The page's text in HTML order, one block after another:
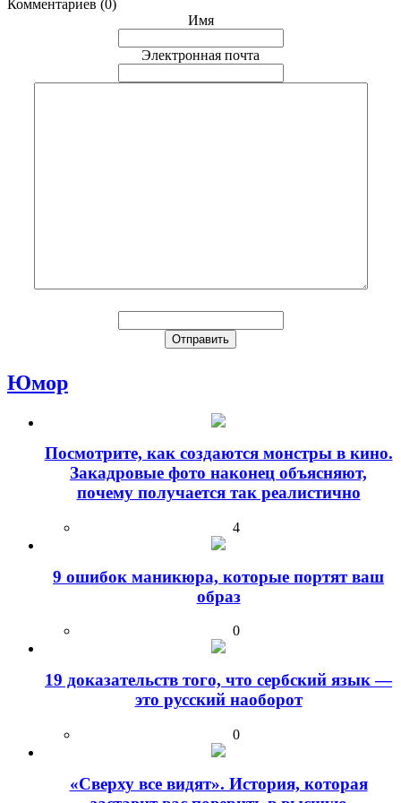
Комментариев (0)
Имя
Электронная почта
Юмор
Посмотрите, как создаются монстры в кино.
Закадровые фото наконец объясняют,
почему получается так реалистично
4
9 ошибок маникюра, которые портят ваш
образ
0
19 доказательств того, что сербский язык —
это русский наоборот
0
«Сверху все видят». История, которая